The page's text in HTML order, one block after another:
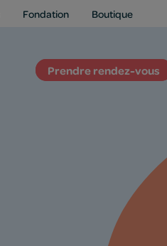
Fondation Boutique
Prendre rendez-vous